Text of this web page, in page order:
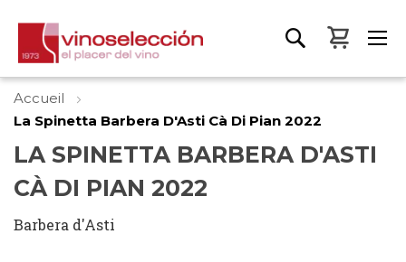
Mon
Accueil
La Spinetta Barbera D'Asti Cà Di Pian 2022
LA SPINETTA BARBERA D'ASTI
CÀ DI PIAN 2022
Barbera d'Asti